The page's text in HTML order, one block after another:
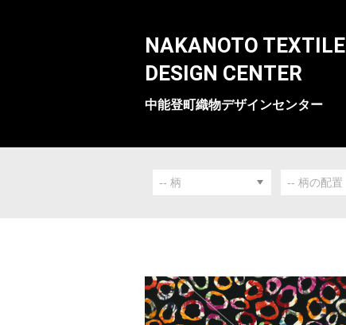
NAKANOTO TEXTILE
DESIGN CENTER
中能登町織物デザインセンター